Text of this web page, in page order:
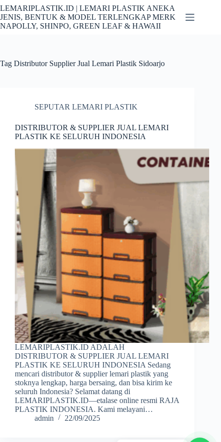
Skip
to
content
LEMARIPLASTIK.ID | LEMARI PLASTIK ANEKA
JENIS, BENTUK & MODEL TERLENGKAP MERK
NAPOLLY, SHINPO, GREEN LEAF & HAWAII
Tag Distributor Supplier Jual Lemari Plastik Sidoarjo
SEPUTAR LEMARI PLASTIK
DISTRIBUTOR & SUPPLIER JUAL LEMARI
PLASTIK KE SELURUH INDONESIA
LEMARIPLASTIK.ID ADALAH
DISTRIBUTOR & SUPPLIER JUAL LEMARI
PLASTIK KE SELURUH INDONESIA Sedang
mencari distributor & supplier lemari plastik yang
stoknya lengkap, harga bersaing, dan bisa kirim ke
seluruh Indonesia? Selamat datang di
LEMARIPLASTIK.ID—etalase online resmi RAJA
PLASTIK INDONESIA. Kami melayani…
admin
22/09/2025